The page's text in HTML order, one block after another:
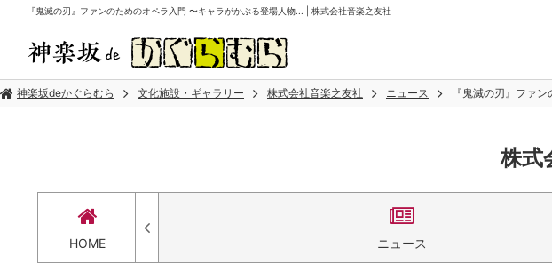
『鬼滅の刃』ファンのためのオペラ入門 〜キャラがかぶる登場人物... | 株式会社音楽之友社
神楽坂deかぐらむら 文化施設・ギャラリー 株式会社音楽之友社 ニュース 『鬼滅の刃』ファ
株式
HOME ニュース